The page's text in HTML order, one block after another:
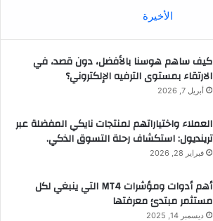
الأخيرة
كيف ساهم هوسنا بالأفضل، دون قصد، في
الارتقاء بمستوى الترفيه الإلكتروني؟
أبريل 7, 2026
العملاء واختياراتهم لمنتجات نايكي المفضلة عبر
ترينديول: استكشاف رحلة التسوق الذكي.
فبراير 28, 2026
أهم أدوات ومؤشرات MT4 التي ينبغي لكل
مستثمر مبتدئ معرفتها
ديسمبر 14, 2025